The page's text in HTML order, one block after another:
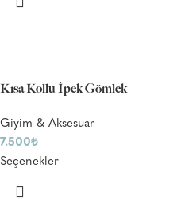
Kısa Kollu İpek Gömlek
Giyim & Aksesuar
7.500₺
Seçenekler